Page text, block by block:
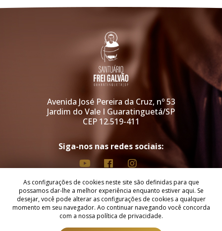
As configurações de cookies neste site são definidas para que
possamos dar-lhe a melhor experiência enquanto estiver aqui. Se
desejar, você pode alterar as configurações de cookies a qualquer
momento em seu navegador. Ao continuar navegando você concorda
com a nossa política de privacidade.
Avenida José Pereira da Cruz, nº 53
Jardim do Vale I Guaratinguetá/SP
CEP 12.519-411
Siga-nos nas redes sociais:
Copyright © 2026 - Santuário Arquidiocesano de Santo Antônio de Sant'
Anna Galvão.
Todos os direitos reservados, navegando no site você aceita a nossa
política de privacidade.